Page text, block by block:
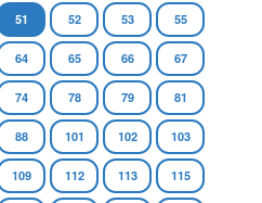
51 52 53 55
64 65 66 67
74 78 79 81
88 101 102 103
109 112 113 115